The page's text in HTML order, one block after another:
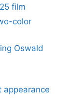
film
color
Oswald
appearance